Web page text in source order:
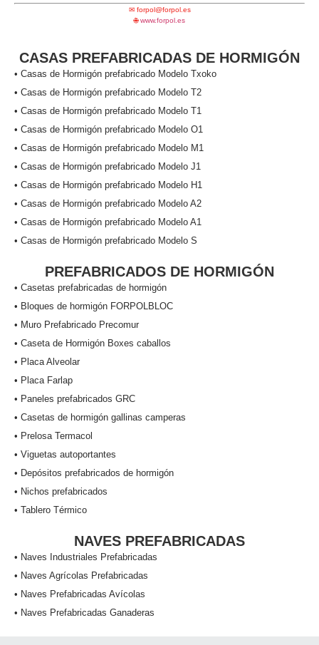
✉ forpol@forpol.es
🌐www.forpol.es
CASAS PREFABRICADAS DE HORMIGÓN
• Casas de Hormigón prefabricado Modelo Txoko
• Casas de Hormigón prefabricado Modelo T2
• Casas de Hormigón prefabricado Modelo T1
• Casas de Hormigón prefabricado Modelo O1
• Casas de Hormigón prefabricado Modelo M1
• Casas de Hormigón prefabricado Modelo J1
• Casas de Hormigón prefabricado Modelo H1
• Casas de Hormigón prefabricado Modelo A2
• Casas de Hormigón prefabricado Modelo A1
• Casas de Hormigón prefabricado Modelo S
PREFABRICADOS DE HORMIGÓN
• Casetas prefabricadas de hormigón
• Bloques de hormigón FORPOLBLOC
• Muro Prefabricado Precomur
• Caseta de Hormigón Boxes caballos
• Placa Alveolar
• Placa Farlap
• Paneles prefabricados GRC
• Casetas de hormigón gallinas camperas
• Prelosa Termacol
• Viguetas autoportantes
• Depósitos prefabricados de hormigón
• Nichos prefabricados
• Tablero Térmico
NAVES PREFABRICADAS
• Naves Industriales Prefabricadas
• Naves Agrícolas Prefabricadas
• Naves Prefabricadas Avícolas
• Naves Prefabricadas Ganaderas